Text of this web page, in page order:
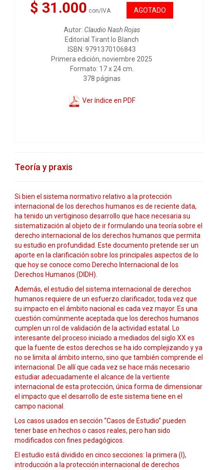
$ 31.000 con/IVA AGOTADO
Autor: Claudio Nash Rojas
Editorial Tirant lo Blanch
ISBN: 9791370106843
Primera edición, noviembre 2025
Formato: 17 x 24 cm.
378 páginas
Ver índice en PDF
Teoría y praxis
Si bien el sistema normativo relativo a la protección
internacional de los derechos humanos es de reciente data,
ha tenido un vertiginoso desarrollo que hace necesaria su
sistematización al objeto de ir formulando una teoría sobre el
derecho internacional de los derechos humanos que permita
su estudio en profundidad. Este documento pretende ser un
aporte en la clarificación sobre los principales aspectos de lo
que hoy se conoce como Derecho Internacional de los
Derechos Humanos (DIDH).
Además, el estudio del sistema internacional de derechos
humanos requiere de un esfuerzo clarificador, toda vez que
su impacto en el ámbito nacional es cada vez mayor. Es una
cuestión comúnmente aceptada que los derechos humanos
cumplen un rol de validación de la actividad estatal. Lo
interesante del proceso iniciado a mediados del siglo XX es
que la fuente de estos derechos se ha ido complejizando y ya
no se limita al ámbito interno, sino que también comprende el
internacional. De allí que cada vez se hace más necesario
estudiar adecuadamente el alcance de la vertiente
internacional de esta protección, única forma de dimensionar
el impacto que el desarrollo de este sistema tiene en el
campo nacional.
Los casos usados en sección “Casos de Estudio” pueden
tener base en hechos o casos reales, pero han sido
modificados con fines pedagógicos.
El estudio está dividido en cinco secciones: la primera (I),
introducción a la protección internacional de derechos